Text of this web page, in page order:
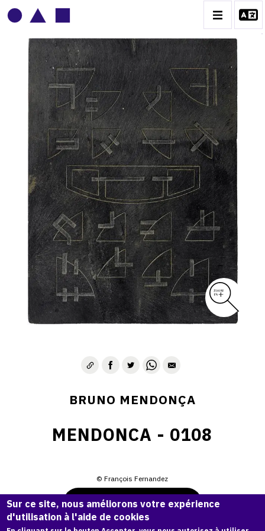
BRUNO MENDONÇA
BIOGRAPHIE
CATALOGUE DES OEUVRES
CONTACT
BRUNO MENDONÇA
MENDONCA - 0108
© François Fernandez
Demande d'information
Sur ce site, nous améliorons votre expérience
d'utilisation à l'aide de cookies